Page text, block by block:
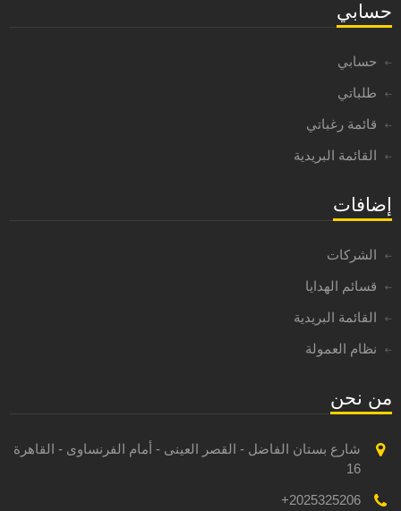
حسابي
حسابي
طلباتي
قائمة رغباتي
القائمة البريدية
إضافات
الشركات
قسائم الهدايا
القائمة البريدية
نظام العمولة
من نحن
شارع بستان الفاضل - القصر العينى - أمام الفرنساوى - القاهرة
16
2025325206+